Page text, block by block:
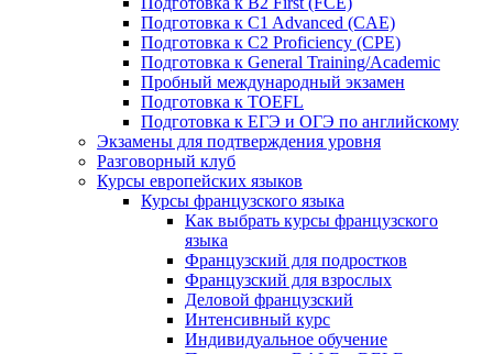
Подготовка к C1 Advanced (CAE)
Подготовка к C2 Proficiency (CPE)
Подготовка к General Training/Academic
Пробный международный экзамен
Подготовка к TOEFL
Подготовка к ЕГЭ и ОГЭ по английскому
Экзамены для подтверждения уровня
Разговорный клуб
Курсы европейских языков
Курсы французского языка
Как выбрать курсы французского
языка
Французский для подростков
Французский для взрослых
Деловой французский
Интенсивный курс
Индивидуальное обучение